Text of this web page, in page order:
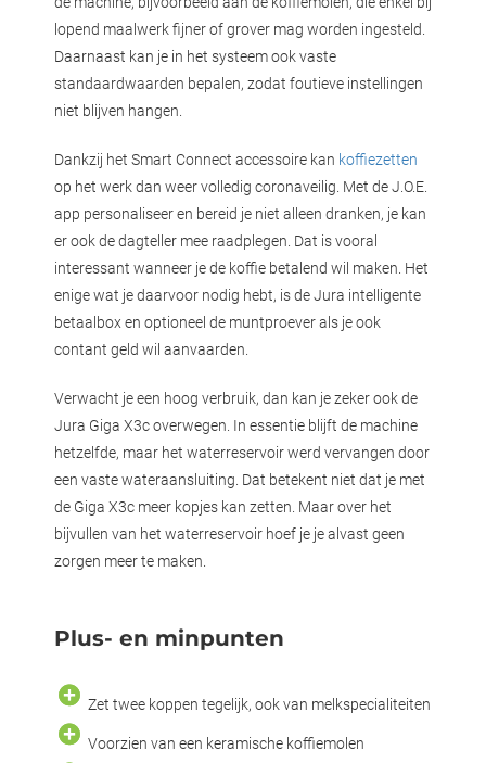
lopend maalwerk fijner of grover mag worden ingesteld.
Daarnaast kan je in het systeem ook vaste
standaardwaarden bepalen, zodat foutieve instellingen
niet blijven hangen.
Dankzij het Smart Connect accessoire kan koffiezetten
op het werk dan weer volledig coronaveilig. Met de J.O.E.
app personaliseer en bereid je niet alleen dranken, je kan
er ook de dagteller mee raadplegen. Dat is vooral
interessant wanneer je de koffie betalend wil maken. Het
enige wat je daarvoor nodig hebt, is de Jura intelligente
betaalbox en optioneel de muntproever als je ook
contant geld wil aanvaarden.
Verwacht je een hoog verbruik, dan kan je zeker ook de
Jura Giga X3c overwegen. In essentie blijft de machine
hetzelfde, maar het waterreservoir werd vervangen door
een vaste wateraansluiting. Dat betekent niet dat je met
de Giga X3c meer kopjes kan zetten. Maar over het
bijvullen van het waterreservoir hoef je je alvast geen
zorgen meer te maken.
Plus- en minpunten
Zet twee koppen tegelijk, ook van melkspecialiteiten
Voorzien van een keramische koffiemolen